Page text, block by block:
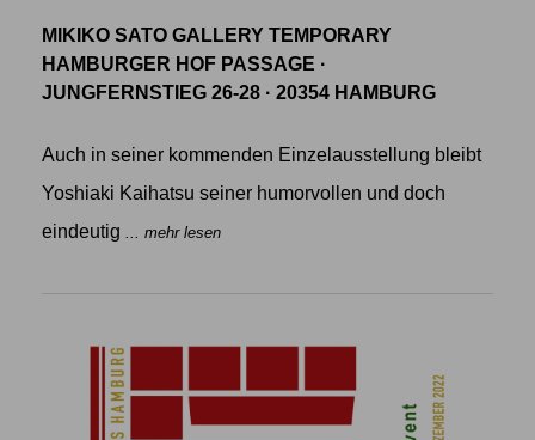
MIKIKO SATO GALLERY TEMPORARY
HAMBURGER HOF PASSAGE ·
JUNGFERNSTIEG 26-28 · 20354 HAMBURG
Auch in seiner kommenden Einzelausstellung bleibt
Yoshiaki Kaihatsu seiner humorvollen und doch
eindeutig
... mehr lesen